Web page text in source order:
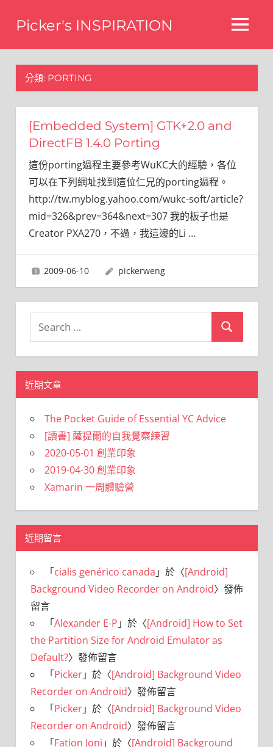
Picker's INSPIRATION MENU
分類: PORTING
[Embedded System] GTK+2.0 and
DirectFB 1.4.0 Porting
這份porting過程主要參考WuKC大的經驗，各位
可以在下列網址找到這位仁兄的porting過程。
http://tw.myblog.yahoo.com/wukc-soft/article?
mid=326&prev=364&next=307 我的板子也是
Creator PXA270，不過，我這邊的Li …
2009-06-10 pickerweng
Search
近期文章
The Pocket Guide of Essential YC Advice
[讀書] 薩提爾的自我覺察練習
2020-05-01 創業印象
2019-04-30 創業印象
Xamarin 一周體驗營
近期留言
「cialis genérico canada 」於〈[Android]
Background Video Recorder on Android〉發佈
留言
「Alexander E-P 」於〈[Android] How to Set
the Partition Size for Android Emulator as
Default?〉發佈留言
「Picker」於〈[Android] Background Video
Recorder on Android〉發佈留言
「Picker」於〈[Android] Background Video
Recorder on Android〉發佈留言
「Fation Joni 」於〈[Android] Background